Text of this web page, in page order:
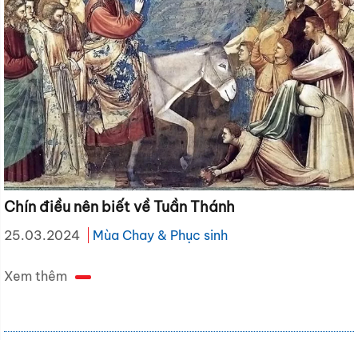
Chín điều nên biết về Tuần Thánh
25.03.2024 Mùa Chay & Phục sinh
Xem thêm